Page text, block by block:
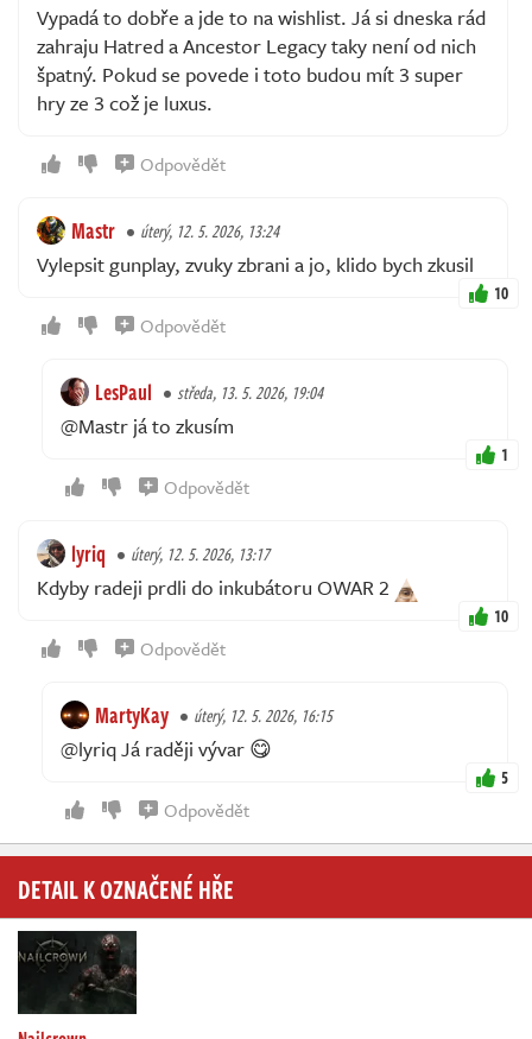
Vypadá to dobře a jde to na wishlist. Já si dneska rád
zahraju Hatred a Ancestor Legacy taky není od nich
špatný. Pokud se povede i toto budou mít 3 super
hry ze 3 což je luxus.
Odpovědět
Mastr úterý, 12. 5. 2026, 13:24
Vylepsit gunplay, zvuky zbrani a jo, klido bych zkusil
10
Odpovědět
LesPaul středa, 13. 5. 2026, 19:04
@Mastr já to zkusím
1
Odpovědět
lyriq úterý, 12. 5. 2026, 13:17
Kdyby radeji prdli do inkubátoru OWAR 2
10
Odpovědět
MartyKay úterý, 12. 5. 2026, 16:15
@lyriq Já raději vývar 😋
5
Odpovědět
DETAIL K OZNAČENÉ HŘE